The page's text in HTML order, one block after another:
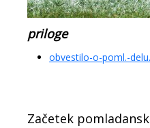
priloge
obvestilo-o-poml.-
Začetek